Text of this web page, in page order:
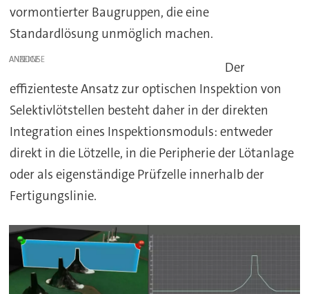
vormontierter Baugruppen, die eine
Standardlösung unmöglich machen.
ANZEIGE
Der
effizienteste Ansatz zur optischen Inspektion von
Selektivlötstellen besteht daher in der direkten
Integration eines Inspektionsmoduls: entweder
direkt in die Lötzelle, in die Peripherie der Lötanlage
oder als eigenständige Prüfzelle innerhalb der
Fertigungslinie.